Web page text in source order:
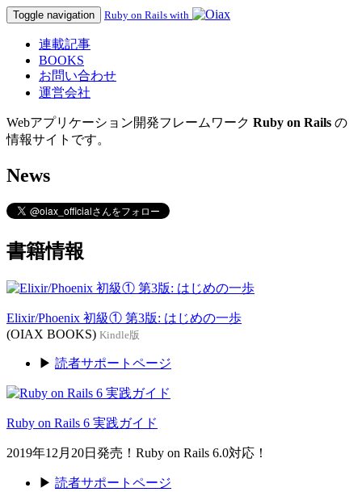
Toggle navigation Ruby on Rails with
連載記事
BOOKS
お問い合わせ
運営会社
Webアプリケーション開発フレームワーク Ruby on Rails の
情報サイトです。
News
書籍情報
Elixir/Phoenix 初級① 第3版: はじめの一歩
(OIAX BOOKS) Kindle版
▶ 読者サポートページ
Ruby on Rails 6 実践ガイド
2019年12月20日発売！Ruby on Rails 6.0対応！
▶ 読者サポートページ